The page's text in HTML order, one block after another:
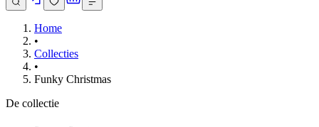
Home
•
Collecties
•
Funky Christmas
De collectie